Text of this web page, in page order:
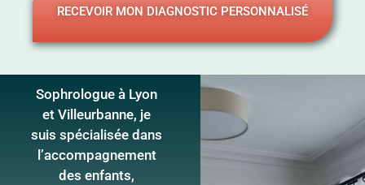
RECEVOIR MON DIAGNOSTIC PERSONNALISÉ
Sophrologue à Lyon
et Villeurbanne, je
suis spécialisée dans
l’accompagnement
des enfants,